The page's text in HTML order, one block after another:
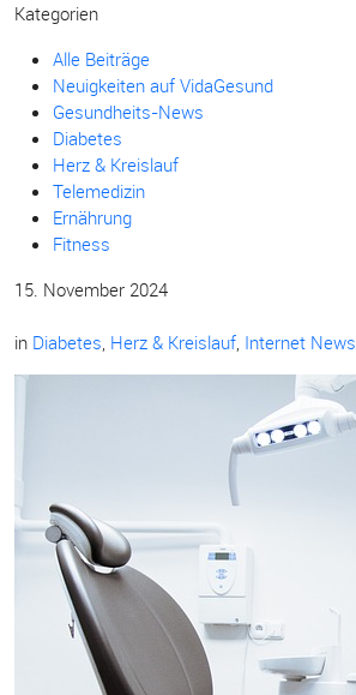
Kategorien
Alle Beiträge
Neuigkeiten auf VidaGesund
Gesundheits-News
Diabetes
Herz & Kreislauf
Telemedizin
Ernährung
Fitness
15. November 2024
in Diabetes, Herz & Kreislauf, Internet News